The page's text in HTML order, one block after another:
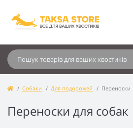
Собаки Для подорожей Переноски
Переноски для собак